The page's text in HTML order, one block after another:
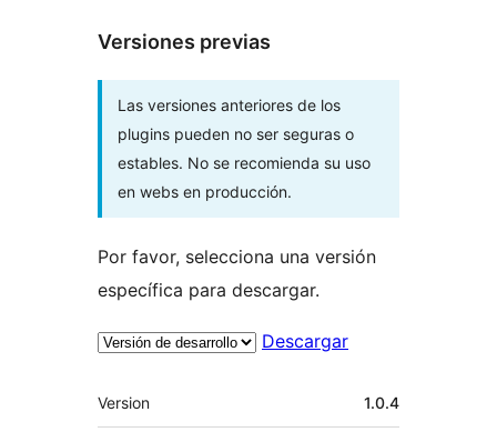
Versiones previas
Las versiones anteriores de los
plugins pueden no ser seguras o
estables. No se recomienda su uso
en webs en producción.
Por favor, selecciona una versión
específica para descargar.
Descargar
Meta
Version 1.0.4